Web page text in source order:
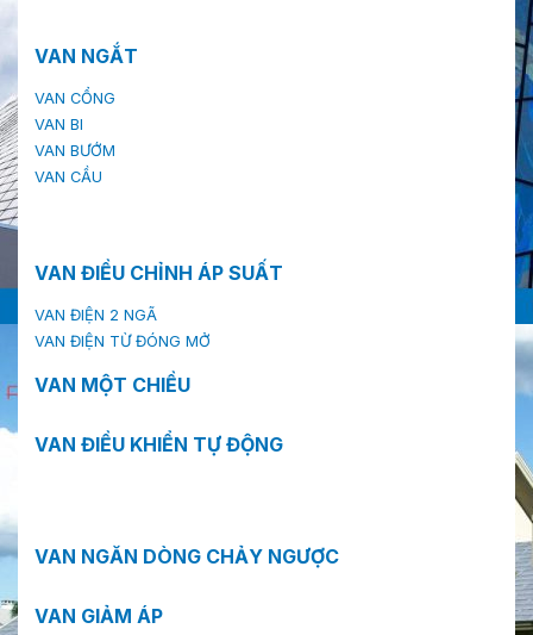
VAN NGẮT
VAN CỔNG
VAN BI
VAN BƯỚM
VAN CẦU
VAN ĐIỀU CHỈNH ÁP SUẤT
VAN ĐIỆN 2 NGÃ
VAN ĐIỆN TỪ ĐÓNG MỞ
VAN MỘT CHIỀU
VAN ĐIỀU KHIỂN TỰ ĐỘNG
VAN NGĂN DÒNG CHẢY NGƯỢC
VAN GIẢM ÁP